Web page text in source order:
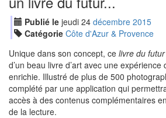
Publié le jeudi 24 décembre 2015
Catégorie Côte d'Azur & Provence
Unique dans son concept, ce livre du futur
d’un beau livre d’art avec une
enrichie. Illustré de plus de 500
complété par une application qui
accès à des contenus complémentaires
de la lecture.